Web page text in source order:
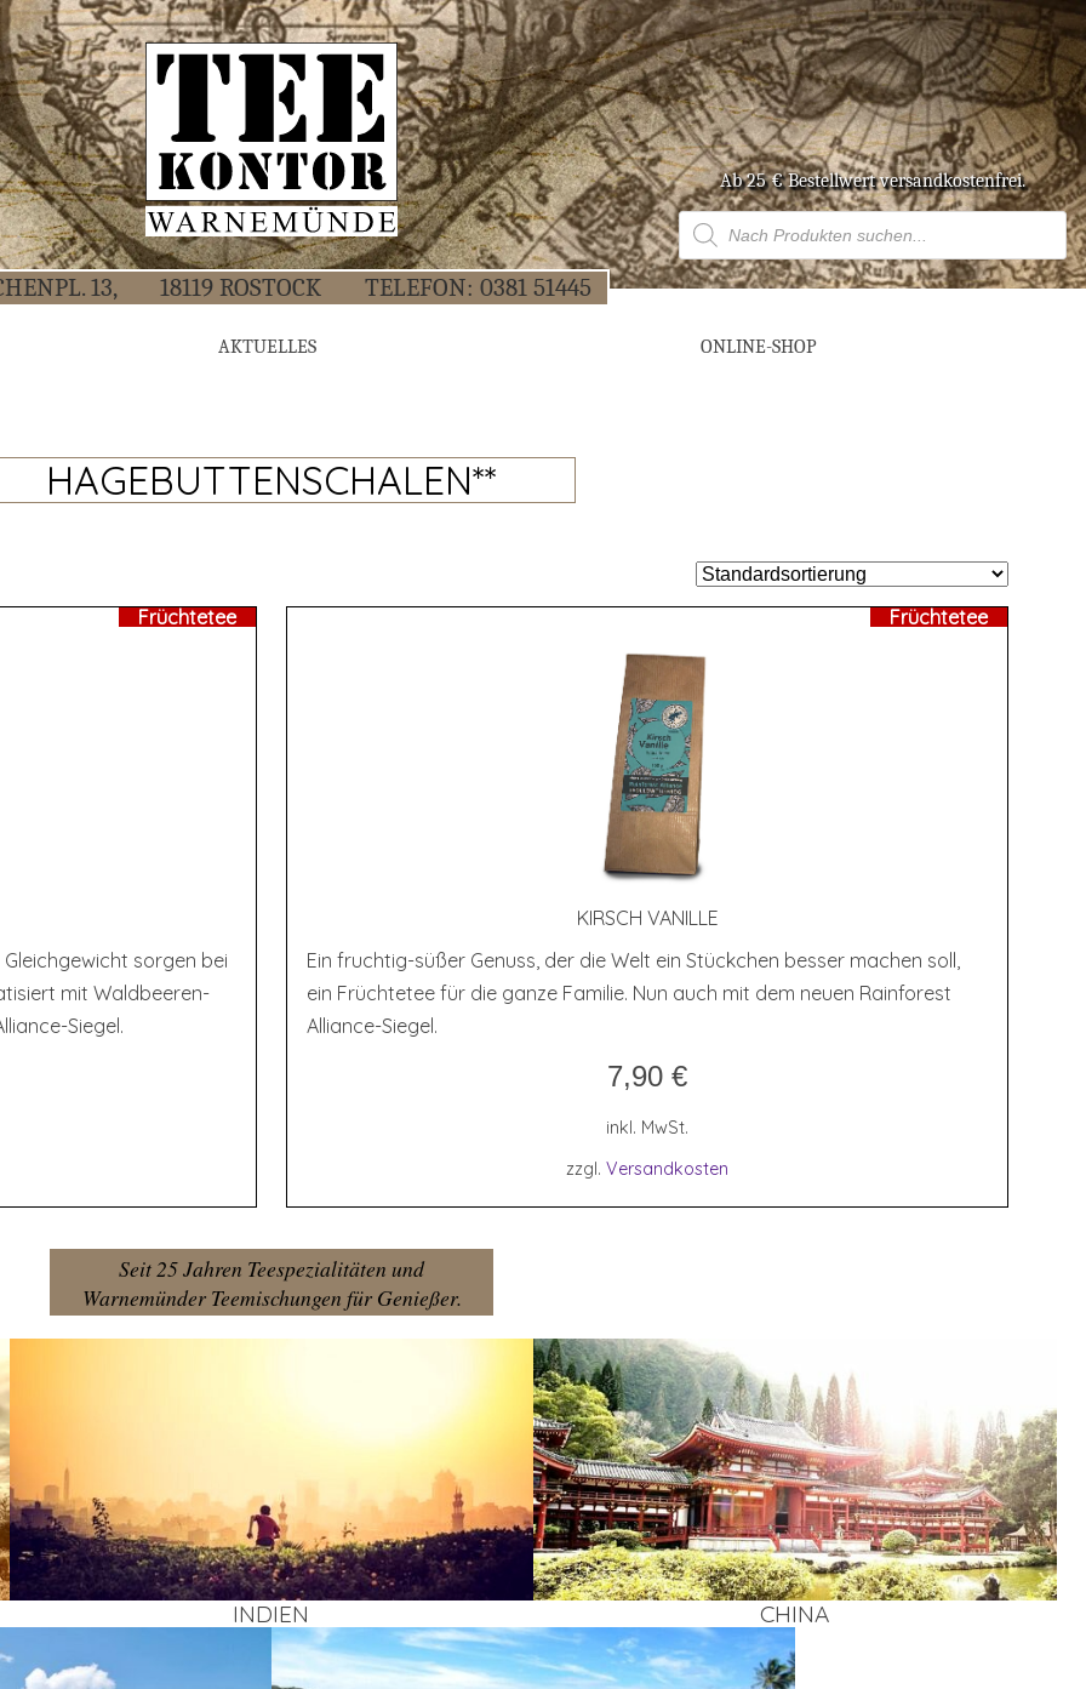
Ab 25 € Bestell­wert versandkostenfrei.
Products
search
13, 18119 ROS­TOCK TELE­FON:0381 51445
AKTU­EL­LES ONLINE-SHOP
HAGEBUTTENSCHALEN**
Früchtetee
sorgen bei
mit Waldbeeren-
Siegel.
Früchtetee
KIRSCH VANIL­LE
Ein fruchtig-süßer Genuss, der die Welt ein Stückchen besser machen soll,
ein Früchtetee für die ganze Familie. Nun auch mit dem neuen Rainforest
Alliance-Siegel.
7,90 €
inkl. MwSt.
zzgl. Versandkosten
Seit 25 Jahren Teespezialitäten und
Warnemünder Teemischungen für Genießer.
INDI­EN CHI­NA